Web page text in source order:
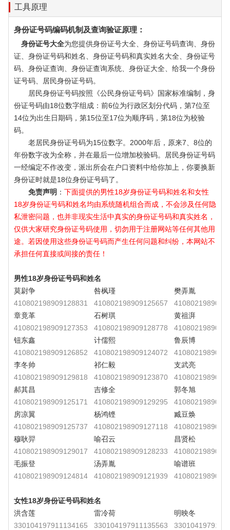
工具原理
身份证号码编码机制及查询验证原理：
身份证号大全为您提供身份证号大全、身份证号码查询、身份
证、身份证号码和姓名、身份证号码和真实姓名大全、身份证号
码、身份证查询、身份证查询系统、身份证大全、给我一个身份
证号码、居民身份证号码。
居民身份证号码按照《公民身份证号码》国家标准编制，身
份证号码由18位数字组成：前6位为行政区划分代码，第7位至
14位为出生日期码，第15位至17位为顺序码，第18位为校验
码。
老居民身份证号码为15位数字。2000年后，原来7、8位的
年份数字改为全称，并在最后一位增加校验码。居民身份证号码
一经编定不作改变，派出所会在户口资料中给你加上，你要换新
身份证时就是18位身份证号码了。
免责声明 ： 下面提供的男性18岁身份证号码和姓名和女性
18岁身份证号码和姓名均由系统随机组合而成，不会涉及任何隐
私泄密问题，也并非现实生活中真实的身份证号码和真实姓名，
仅供大家研究身份证号码使用，切勿用于注册网站等任何其他用
途。若因使用这些身份证号码而产生任何问题和纠纷，本网站不
承担任何直接或间接的责任！
男性18岁身份证号码和姓名
莫尉争
410802198909128831
咎枫瑾
410802198909125657
樊弄胤
章竟革
410802198909127353
石树琪
410802198909128778
黄祖湃
钮东鑫
410802198909126852
计儒熙
410802198909124072
鲁辰博
李冬帅
410802198909129818
祁仁毅
410802198909123870
支武亮
郝其昌
410802198909125171
吉修全
410802198909129295
郭冬旭
房凉翼
410802198909125737
杨鸿铿
410802198909127118
臧豆焕
穆耿羿
410802198909129017
喻召云
410802198909128233
昌贤松
毛振登
410802198909124814
汤弄胤
410802198909121939
喻谱班
女性18岁身份证号码和姓名
洪含莲
330104197911134165
雷冷荷
330104197911135563
明映冬